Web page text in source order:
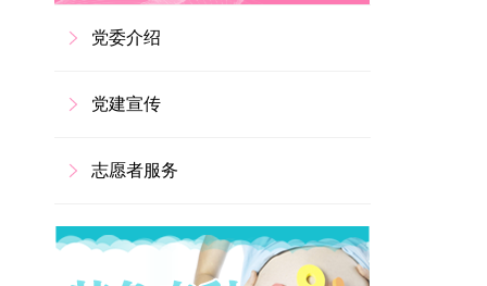
党委介绍
党建宣传
志愿者服务